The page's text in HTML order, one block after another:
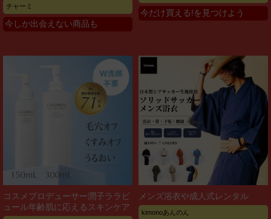
チャーミ
今しか出会えない商品も
今だけ買える!を見つけよう
コスメプロデューサー潤子ララビ
ュール年齢肌に応えるスキンケア
メンズ浴衣や成人式レンタル
kimonoあんのん